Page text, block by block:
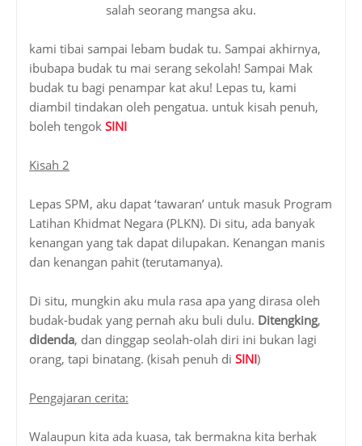
salah seorang mangsa aku.
kami tibai sampai lebam budak tu. Sampai akhirnya,
ibubapa budak tu mai serang sekolah! Sampai Mak
budak tu bagi penampar kat aku! Lepas tu, kami
diambil tindakan oleh pengatua. untuk kisah penuh,
boleh tengok SINI
Kisah 2
Lepas SPM, aku dapat ‘tawaran’ untuk masuk Program
Latihan Khidmat Negara (PLKN). Di situ, ada banyak
kenangan yang tak dapat dilupakan. Kenangan manis
dan kenangan pahit (terutamanya).
Di situ, mungkin aku mula rasa apa yang dirasa oleh
budak-budak yang pernah aku buli dulu. Ditengking,
didenda, dan dinggap seolah-olah diri ini bukan lagi
orang, tapi binatang. (kisah penuh di SINI)
Pengajaran cerita:
Walaupun kita ada kuasa, tak bermakna kita berhak